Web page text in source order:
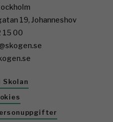
19, Johanneshov
15 00
Skolan